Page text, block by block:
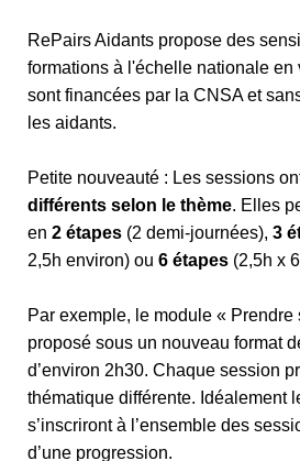
RePairs Aidants propose des
formations à l'échelle nationale
sont financées par la CNSA et
les aidants.
Petite nouveauté : Les sessions
différents selon le thème. Elles
en 2 étapes (2 demi-journées), 3
2,5h environ) ou 6 étapes (2,5h x
Par exemple, le module « Prendre
proposé sous un nouveau format
d’environ 2h30. Chaque session
thématique différente. Idéalement
s’inscriront à l’ensemble des
d’une progression.